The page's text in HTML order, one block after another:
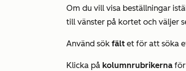
Om du vill visa beställningar
till vänster på kortet och väljer
Använd sök fält et för att söka
Klicka på kolumnrubrikerna